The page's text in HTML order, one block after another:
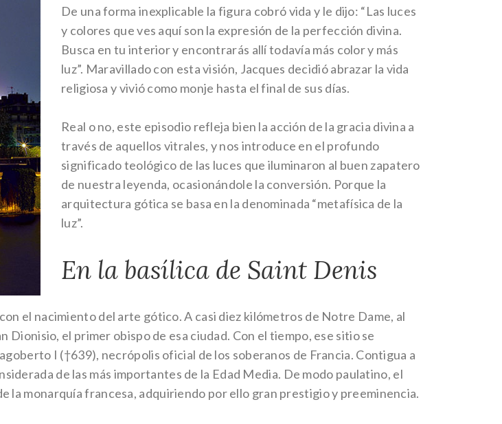
De una forma inexplicable la figura cobró vida y le dijo: “Las luces
y colores que ves aquí son la expresión de la perfección divina.
Busca en tu interior y encontrarás allí todavía más color y más
luz”. Maravillado con esta visión, Jacques decidió abrazar la vida
religiosa y vivió como monje hasta el final de sus días.
Real o no, este episodio refleja bien la acción de la gracia divina a
través de aquellos vitrales, y nos introduce en el profundo
significado teológico de las luces que iluminaron al buen zapatero
de nuestra leyenda, ocasionándole la conversión. Porque la
arquitectura gótica se basa en la denominada “metafísica de la
luz”.
En la basílica de Saint Denis
el nacimiento del arte gótico. A casi diez kilómetros de Notre Dame, al
el primer obispo de esa ciudad. Con el tiempo, ese sitio se
I (†639), necrópolis oficial de los soberanos de Francia. Contigua a
de las más importantes de la Edad Media. De modo paulatino, el
la monarquía francesa, adquiriendo por ello gran prestigio y preeminencia.